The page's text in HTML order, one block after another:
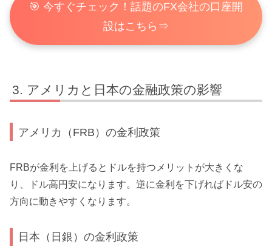
🎯 今すぐチェック！話題のFX会社の口座開
設はこちら⇒
アメリカと日本の金融政策の影響
アメリカ（FRB）の金利政策
FRBが金利を上げるとドルを持つメリットが大きくな
り、ドル高円安になります。逆に金利を下げればドル安の
方向に動きやすくなります。
日本（日銀）の金利政策